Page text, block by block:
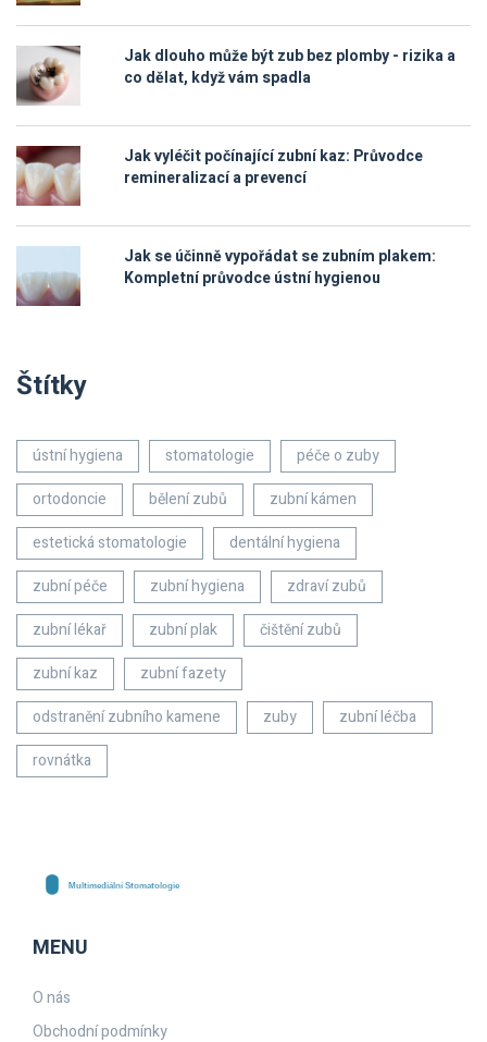
Jak dlouho může být zub bez plomby - rizika a
co dělat, když vám spadla
Jak vyléčit počínající zubní kaz: Průvodce
remineralizací a prevencí
Jak se účinně vypořádat se zubním plakem:
Kompletní průvodce ústní hygienou
Štítky
ústní hygiena stomatologie
péče o zuby
ortodoncie
bělení zubů
zubní kámen
estetická stomatologie
dentální hygiena
zubní péče
zubní hygiena
zdraví zubů
zubní lékař
zubní plak
čištění zubů
zubní kaz
zubní fazety
odstranění zubního kamene
zuby
zubní léčba
rovnátka
MENU
O nás
Obchodní podmínky